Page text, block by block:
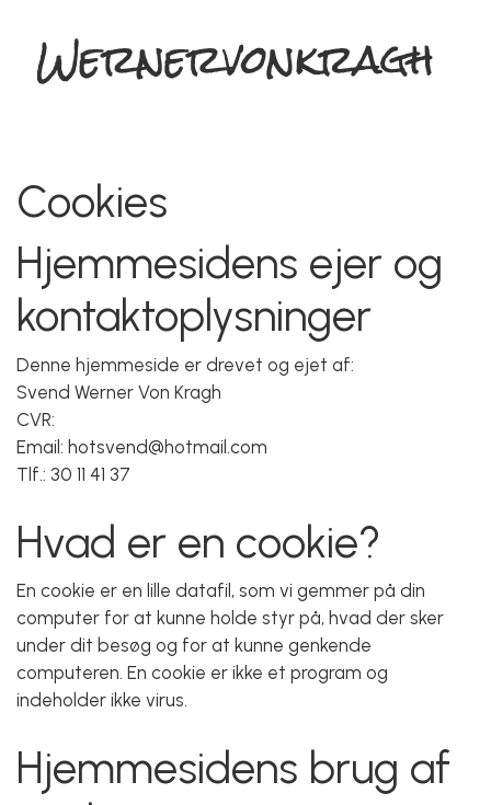
Cookies
Hjemmesidens ejer og
kontaktoplysninger
Denne hjemmeside er drevet og ejet af:
Svend Werner Von Kragh
CVR:
Email: hotsvend@hotmail.com
Tlf.: 30 11 41 37
Hvad er en cookie?
En cookie er en lille datafil, som vi gemmer på din
computer for at kunne holde styr på, hvad der sker
under dit besøg og for at kunne genkende
computeren. En cookie er ikke et program og
indeholder ikke virus.
Hjemmesidens brug af